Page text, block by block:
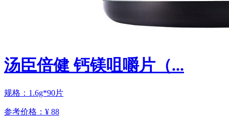
汤臣倍健 钙镁咀嚼片（...
规格：1.6g*90片
参考价格： ¥ 88